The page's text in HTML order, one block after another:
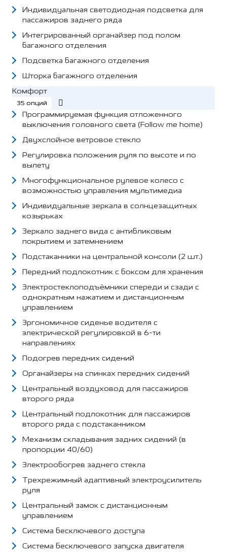
Индивидуальная светодиодная подсветка для
пассажиров заднего ряда
Интегрированный органайзер под полом
багажного отделения
Подсветка багажного отделения
Шторка багажного отделения
Комфорт
35 опций
Программируемая функция отложенного
выключения головного света (Follow me home)
Двухслойное ветровое стекло
Регулировка положения руля по высоте и по
вылету
Многофункциональное рулевое колесо с
возможностью управления мультимедиа
Индивидуальные зеркала в солнцезащитных
козырьках
Зеркало заднего вида с антибликовым
покрытием и затемнением
Подстаканники на центральной консоли (2 шт.)
Передний подлокотник с боксом для хранения
Электростеклоподъёмники спереди и сзади с
однократным нажатием и дистанционным
управлением
Эргономичное сиденье водителя с
электрической регулировкой в 6-ти
направлениях
Подогрев передних сидений
Органайзеры на спинках передних сидений
Центральный воздуховод для пассажиров
второго ряда
Центральный подлокотник для пассажиров
второго ряда с подстаканником
Механизм складывания задних сидений (в
пропорции 40/60)
Электрообогрев заднего стекла
Трехрежимный адаптивный электроусилитель
руля
Центральный замок с дистанционным
управлением
Система бесключевого доступа
Система бесключевого запуска двигателя